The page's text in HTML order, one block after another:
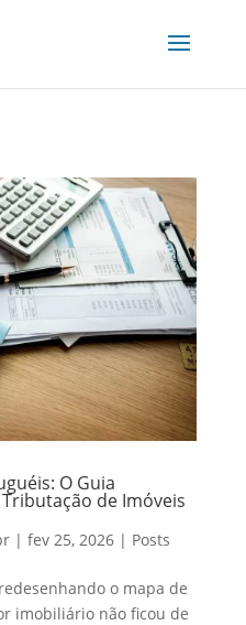
O Guia
de Imóveis
| fev 25, 2026| Posts
o mapa de
imobiliário não ficou de